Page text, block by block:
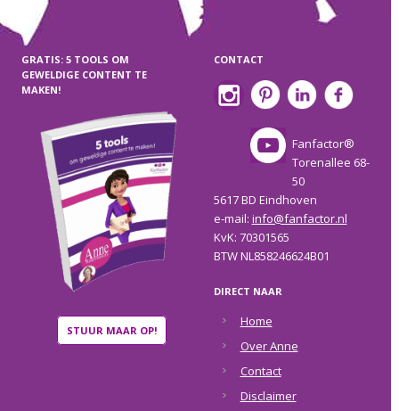
GRATIS: 5 TOOLS OM
GEWELDIGE CONTENT TE
MAKEN!
STUUR MAAR OP!
CONTACT
Fanfactor®
Torenallee 68-
50
5617 BD Eindhoven
e-mail: info@fanfactor.nl
KvK: 70301565
BTW NL858246624B01
DIRECT NAAR
Home
Over Anne
Contact
Disclaimer